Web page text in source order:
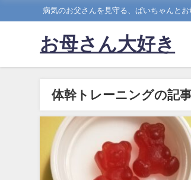
病気のお父さんを見守る、ぱいちゃんとお
お母さん大好き
体幹トレーニングの記